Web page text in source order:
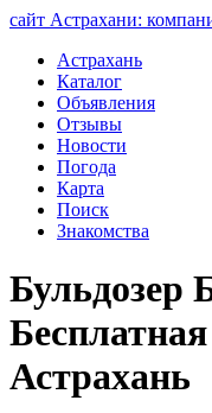
сайт Астрахани:
Астрахань
Каталог
Объявления
Отзывы
Новости
Погода
Карта
Поиск
Знакомства
Бульдозер
Астрахань